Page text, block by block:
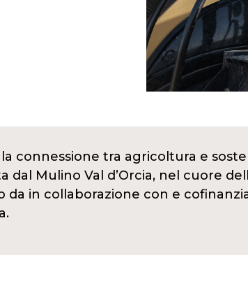
la connessione tra agricoltura e
Mulino Val d’Orcia, nel cuore
da in collaborazione con e